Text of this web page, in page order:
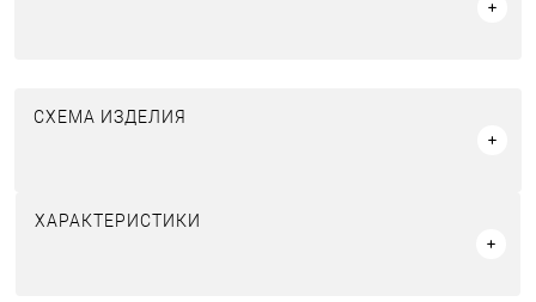
СХЕМА ИЗДЕЛИЯ
ХАРАКТЕРИСТИКИ